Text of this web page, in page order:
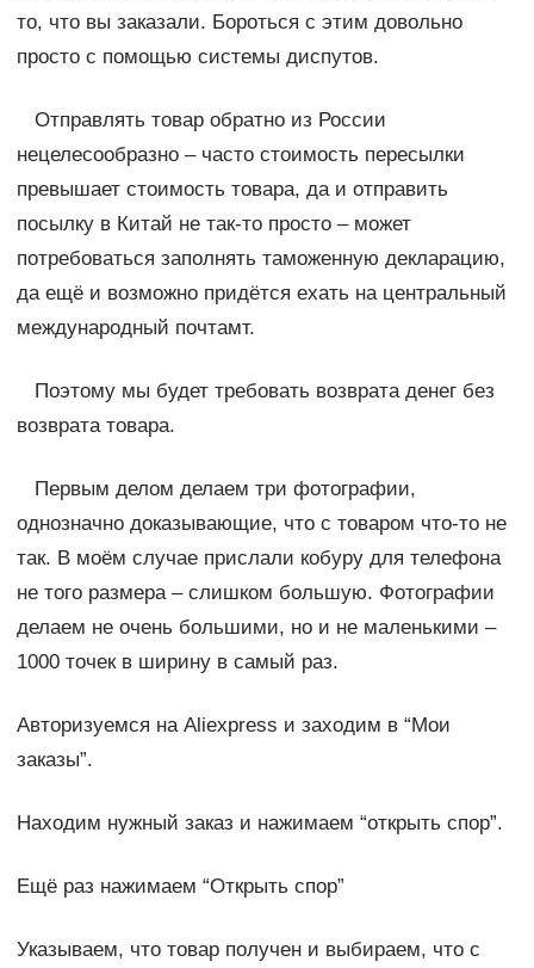
то, что вы заказали. Бороться с этим довольно
просто с помощью системы диспутов.
Отправлять товар обратно из России
нецелесообразно – часто стоимость пересылки
превышает стоимость товара, да и отправить
посылку в Китай не так-то просто – может
потребоваться заполнять таможенную декларацию,
да ещё и возможно придётся ехать на центральный
международный почтамт.
Поэтому мы будет требовать возврата денег без
возврата товара.
Первым делом делаем три фотографии,
однозначно доказывающие, что с товаром что-то не
так. В моём случае прислали кобуру для телефона
не того размера – слишком большую. Фотографии
делаем не очень большими, но и не маленькими –
1000 точек в ширину в самый раз.
Авторизуемся на Aliexpress и заходим в “Мои
заказы”.
Находим нужный заказ и нажимаем “открыть спор”.
Ещё раз нажимаем “Открыть спор”
Указываем, что товар получен и выбираем, что с